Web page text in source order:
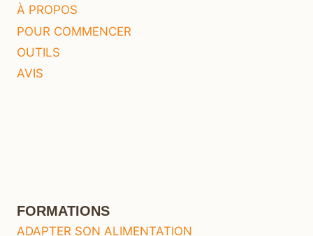
À PROPOS
POUR COMMENCER
OUTILS
AVIS
FORMATIONS
ADAPTER SON ALIMENTATION